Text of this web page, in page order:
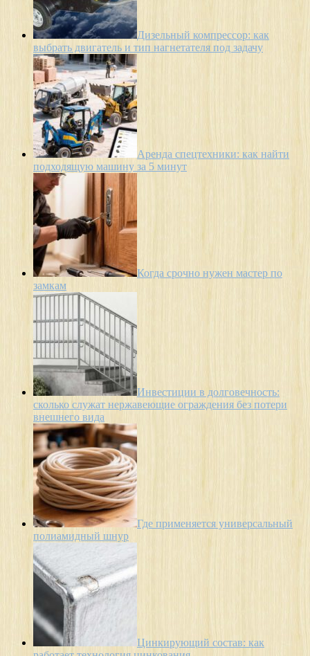
Дизельный компрессор: как
выбрать двигатель и тип нагнетателя под задачу
Аренда спецтехники: как найти
подходящую машину за 5 минут
Когда срочно нужен мастер по
замкам
Инвестиции в долговечность:
сколько служат нержавеющие ограждения без потери
внешнего вида
Где применяется универсальный
полиамидный шнур
Цинкирующий состав: как